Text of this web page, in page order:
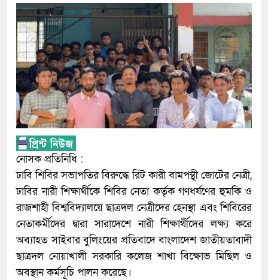
নোসক প্রতিনিধি :
ঢাবি শিবির সভাপতির বিরুদ্ধে রিট কারী বামপন্থী জোটের নেত্রী,
ঢাবির নারী শিক্ষার্থীকে শিবির নেতা কর্তৃক গণধর্ষণের হুমকি ও
রাজশাহী বিশ্ববিদ্যালয়ে ছাত্রদল নেত্রীদের হেনস্থা এবং শিবিরের
নেতাকর্মীদের দ্বারা সারাদেশে নারী শিক্ষার্থীদের লক্ষ্য করে
অব্যাহত সাইবার বুলিংয়ের প্রতিবাদে বাংলাদেশ জাতীয়তাবাদী
ছাত্রদল নোয়াখালী সরকারি কলেজ শাখা বিক্ষোভ মিছিল ও
অবস্থান কর্মসূচি পালন করেছে।